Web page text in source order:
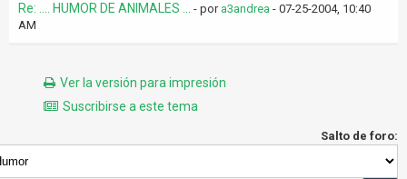
Re: .... HUMOR DE ANIMALES ... - por a3andrea - 07-25-2004, 10:40
AM
Ver la versión para impresión
Suscribirse a este tema
Salto de foro: